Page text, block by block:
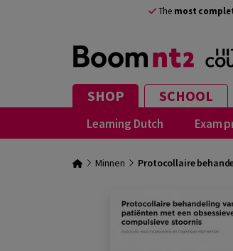
The most
SHOP SCHOOL
Learning Dutch Exam
Minnen Protocollaire